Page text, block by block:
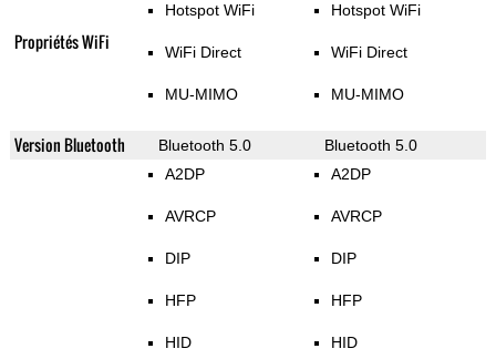
Propriétés WiFi
Hotspot WiFi
WiFi Direct
MU-MIMO
Hotspot WiFi
WiFi Direct
MU-MIMO
Version Bluetooth Bluetooth 5.0 Bluetooth 5.0
A2DP
AVRCP
DIP
HFP
HID
A2DP
AVRCP
DIP
HFP
HID